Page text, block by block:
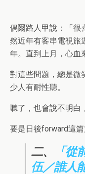
偶爾路人甲說：「很
然近年有客串電視旅
年。直到上月，心血
對這些問題，總是微
少人有耐性聽。
聽了，也會說不明白
要是日後forward這
二、
「
伍／誰人